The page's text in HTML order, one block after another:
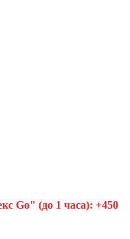
Go" (до 1 часа): +450